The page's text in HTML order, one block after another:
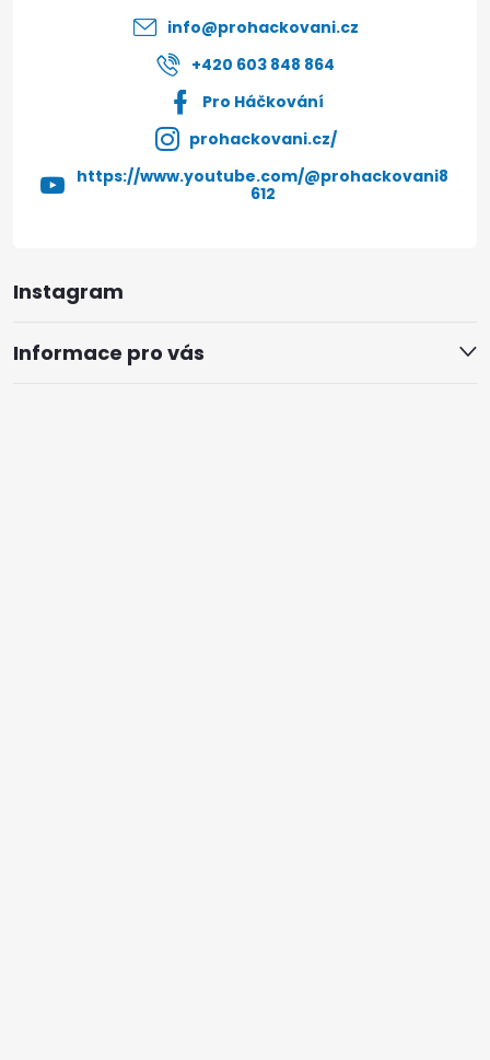
Instagram
Informace pro vás
info@prohackovani.cz
+420 603 848 864
Pro Háčkování
prohackovani.cz/
https://www.youtube.com/@prohackovani8
612